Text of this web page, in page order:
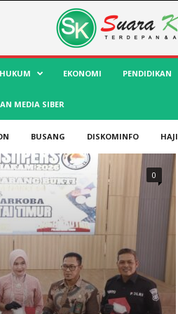
HUKUM EKONOMI PENDIDIKAN
MEDIA SIBER
BUSANG DISKOMINFO HAJI
0